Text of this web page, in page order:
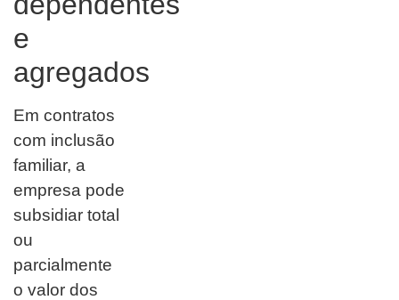
e
agregados
Em contratos
com inclusão
familiar, a
empresa pode
subsidiar total
ou
parcialmente
o valor dos